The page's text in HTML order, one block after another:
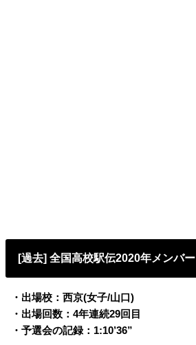
[過去] 全国高校駅伝2020年メンバー
・出場校：西京(女子/山口)
・出場回数：4年連続29回目
・予選会の記録：1:10’36”